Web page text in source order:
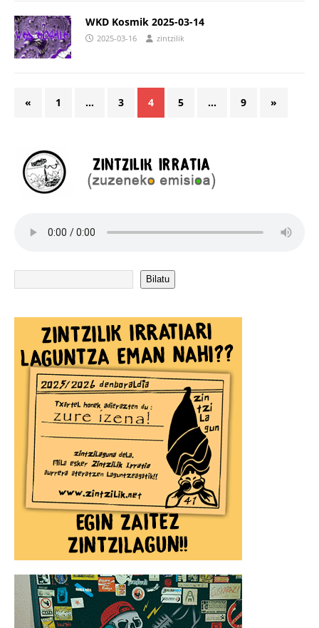
WKD Kosmik 2025-03-14
2025-03-16 zintzilik
« 1 … 3 4 5 … 9 »
Bilatu